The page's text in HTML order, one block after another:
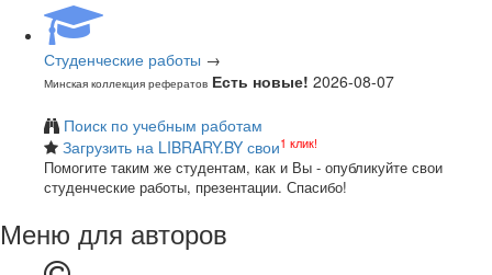
Студенческие работы →
Минская коллекция рефератов Есть новые! 2026-08-07
Поиск по учебным работам
Загрузить на LIBRARY.BY свои1 клик!
Помогите таким же студентам, как и Вы - опубликуйте свои
студенческие работы, презентации. Спасибо!
Меню для авторов